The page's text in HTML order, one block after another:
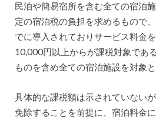
民泊や簡易宿所を含む全ての宿泊
定の宿泊税の負担を求めるもので
でに導入されておりサービス料金
10,000円以上からが課税対象であ
ものを含め全ての宿泊施設を対象と
具体的な課税額は示されていない
免除することを前提に、宿泊料金